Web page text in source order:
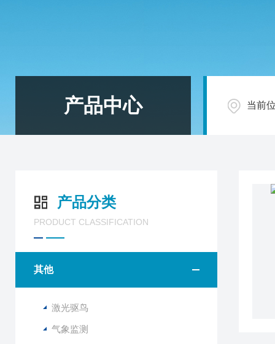
产品中心 当前
产品分类
PRODUCT CLASSIFICATION
其他
激光驱鸟
气象监测